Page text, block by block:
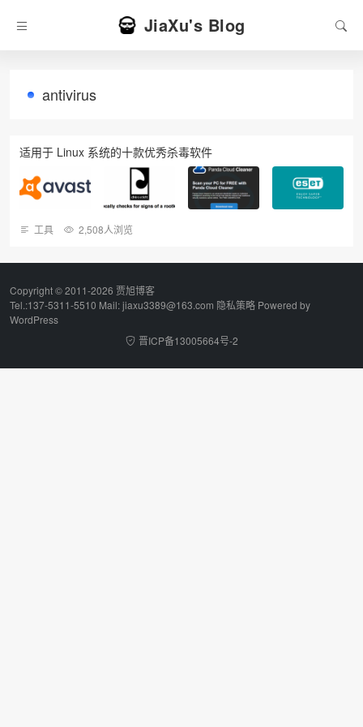
JiaXu's Blog
antivirus
适用于 Linux 系统的十款优秀杀毒软件
工具 2,508人浏览
Copyright © 2011-2026 贾旭博客
Tel.:137-5311-5510 Mail: jiaxu3389@163.com 隐私策略 Powered by
WordPress
晋ICP备13005664号-2